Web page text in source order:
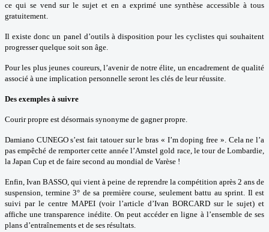
ce qui se vend sur le sujet et en a exprimé une synthèse accessible à tous
gratuitement.
Il existe donc un panel d’outils à disposition pour les cyclistes qui souhaitent
progresser quelque soit son âge.
Pour les plus jeunes coureurs, l’avenir de notre élite, un encadrement de qualité
associé à une implication personnelle seront les clés de leur réussite.
Des exemples à suivre
Courir propre est désormais synonyme de gagner propre.
Damiano CUNEGO s’est fait tatouer sur le bras « I’m doping free ». Cela ne l’a
pas empêché de remporter cette année l’Amstel gold race, le tour de Lombardie,
la Japan Cup et de faire second au mondial de Varèse !
Enfin, Ivan BASSO, qui vient à peine de reprendre la compétition après 2 ans de
suspension, termine 3° de sa première course, seulement battu au sprint. Il est
suivi par le centre MAPEI (voir l’article d’Ivan BORCARD sur le sujet) et
affiche une transparence inédite. On peut accéder en ligne à l’ensemble de ses
plans d’entraînements et de ses résultats.